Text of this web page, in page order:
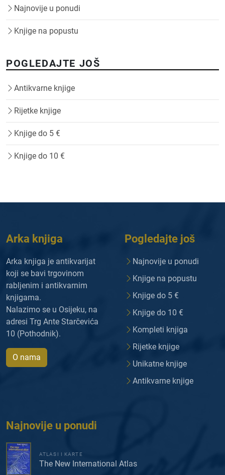
Najnovije u ponudi
Knjige na popustu
POGLEDAJTE JOŠ
Antikvarne knjige
Rijetke knjige
Knjige do 5 €
Knjige do 10 €
Arka knjiga
Arka knjiga je antikvarijat
koji se bavi trgovinom
rabljenim i antikvarnim
knjigama.
Nalazimo se u Osijeku, na
adresi Trg Ante Starčevića
10 (Pothodnik).
O nama
Pogledajte još
Najnovije u ponudi
Knjige na popustu
Knjige do 5 €
Knjige do 10 €
Kompleti knjiga
Rijetke knjige
Unikatne knjige
Antikvarne knjige
Najnovije u ponudi
ATLASI I KARTE
The New International Atlas